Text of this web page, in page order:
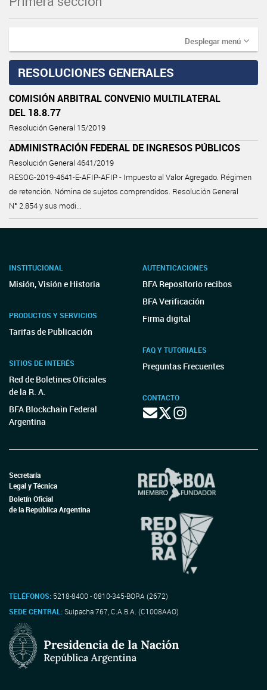
Desplegar menú
RESOLUCIONES GENERALES
COMISIÓN ARBITRAL CONVENIO MULTILATERAL
DEL 18.8.77
Resolución General 15/2019
ADMINISTRACIÓN FEDERAL DE INGRESOS PÚBLICOS
Resolución General 4641/2019
RESOG-2019-4641-E-AFIP-AFIP - Impuesto al Valor Agregado. Régimen
de retención. Nómina de sujetos comprendidos. Resolución General
N° 2.854 y sus modi...
INSTITUCIONAL
Misión, Visión e Historia
PRODUCTOS Y SERVICIOS
Tarifas de Publicación
SITIOS DE INTERÉS
Red de Boletines Oficiales
de la R. A.
BFA Blockchain Federal
Argentina
AUTENTICACIONES
BFA Repositorio recibos
BFA Verificación
Firma digital
FAQ Y TUTORIALES
Preguntas Frecuentes
CONTACTO
Secretaría
Legal y Técnica
Boletín Oficial
de la República Argentina
TELÉFONOS: 5218-8400 - 0810-345-BORA (2672)
SEDE CENTRAL:Suipacha 767, C.A.B.A. (C1008AAO)